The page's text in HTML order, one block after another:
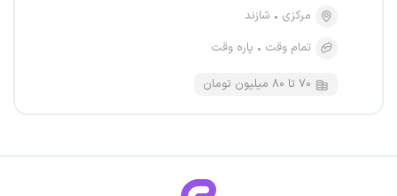
مرکزی
شازند
تمام وقت
پاره وقت
۷۰ تا ۸۰ میلیون تومان